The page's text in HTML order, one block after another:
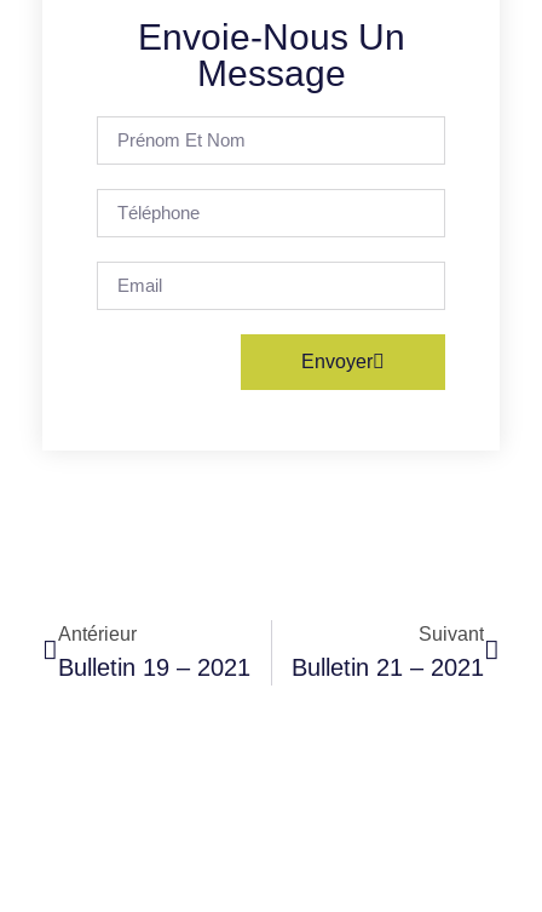
Envoie-Nous Un
Message
Envoyer
Antérieur
Bulletin 19 – 2021
Suivant
Bulletin 21 – 2021